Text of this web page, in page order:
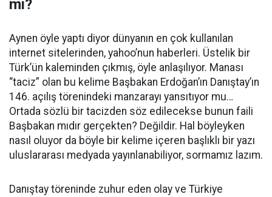
mi?
Aynen öyle yaptı diyor dünyanın en çok kullanılan
internet sitelerinden, yahoo’nun haberleri. Üstelik bir
Türk’ün kaleminden çıkmış, öyle anlaşılıyor. Manası
“taciz” olan bu kelime Başbakan Erdoğan’ın Danıştay’ın
146. açılış törenindeki manzarayı yansıtıyor mu…
Ortada sözlü bir tacizden söz edilecekse bunun faili
Başbakan mıdır gerçekten? Değildir. Hal böyleyken
nasıl oluyor da böyle bir kelime içeren başlıklı bir yazı
uluslararası medyada yayınlanabiliyor, sormamız lazım.
Danıştay töreninde zuhur eden olay ve Türkiye